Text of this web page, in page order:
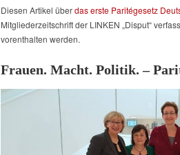
Diesen Artikel überdas erste Paritégesetz
Mitgliederzeitschrift der LINKEN „Disput“
vorenthalten werden.
Frauen. Macht. Politik. –